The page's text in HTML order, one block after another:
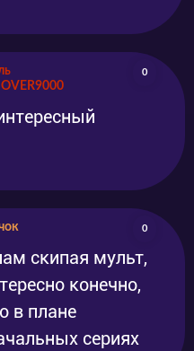
0
0
скипая мульт,
конечно,
в плане
сериях